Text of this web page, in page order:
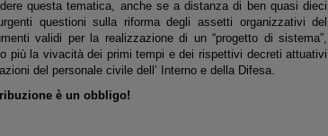
questa tematica, anche se a distanza di ben quasi dieci
questioni sulla riforma degli assetti organizzativi del
validi per la realizzazione di un “progetto di sistema”,
più la vivacità dei primi tempi e dei rispettivi decreti attuativi
del personale civile dell’ Interno e della Difesa.
è un obbligo!